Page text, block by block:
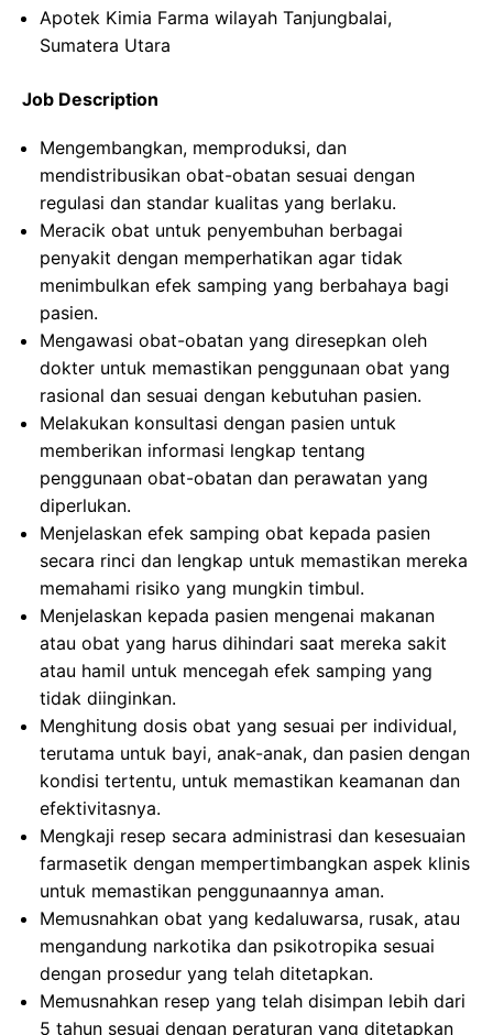
Apotek Kimia Farma wilayah Tanjungbalai,
Sumatera Utara
Job Description
Mengembangkan, memproduksi, dan
mendistribusikan obat-obatan sesuai dengan
regulasi dan standar kualitas yang berlaku.
Meracik obat untuk penyembuhan berbagai
penyakit dengan memperhatikan agar tidak
menimbulkan efek samping yang berbahaya bagi
pasien.
Mengawasi obat-obatan yang diresepkan oleh
dokter untuk memastikan penggunaan obat yang
rasional dan sesuai dengan kebutuhan pasien.
Melakukan konsultasi dengan pasien untuk
memberikan informasi lengkap tentang
penggunaan obat-obatan dan perawatan yang
diperlukan.
Menjelaskan efek samping obat kepada pasien
secara rinci dan lengkap untuk memastikan mereka
memahami risiko yang mungkin timbul.
Menjelaskan kepada pasien mengenai makanan
atau obat yang harus dihindari saat mereka sakit
atau hamil untuk mencegah efek samping yang
tidak diinginkan.
Menghitung dosis obat yang sesuai per individual,
terutama untuk bayi, anak-anak, dan pasien dengan
kondisi tertentu, untuk memastikan keamanan dan
efektivitasnya.
Mengkaji resep secara administrasi dan kesesuaian
farmasetik dengan mempertimbangkan aspek klinis
untuk memastikan penggunaannya aman.
Memusnahkan obat yang kedaluwarsa, rusak, atau
mengandung narkotika dan psikotropika sesuai
dengan prosedur yang telah ditetapkan.
Memusnahkan resep yang telah disimpan lebih dari
5 tahun sesuai dengan peraturan yang ditetapkan